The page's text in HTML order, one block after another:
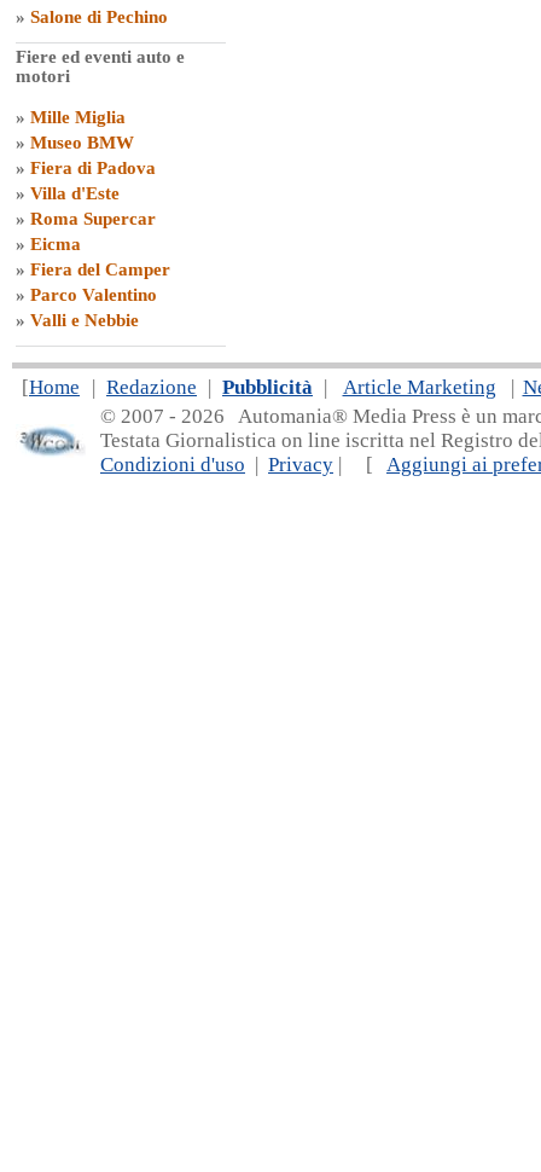
» Salone di Pechino
Fiere ed eventi auto e
motori
» Mille Miglia
» Museo BMW
» Fiera di Padova
» Villa d'Este
» Roma Supercar
» Eicma
» Fiera del Camper
» Parco Valentino
» Valli e Nebbie
[Home | Redazione | Pubblicità | Article Marketing |
© 2007 - 2026 Automania® Media Press è un
Testata Giornalistica on line iscritta nel Registro
Condizioni d'uso | Privacy | [ Aggiungi ai